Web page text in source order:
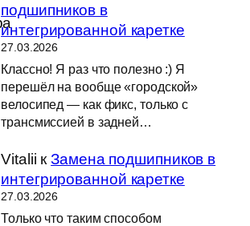
подшипников в
интегрированной каретке
27.03.2026
Классно! Я раз что полезно :) Я
перешёл на вообще «городской»
велосипед — как фикс, только с
трансмиссией в задней…
Vitalii кЗамена подшипников в
интегрированной каретке
27.03.2026
Только что таким способом